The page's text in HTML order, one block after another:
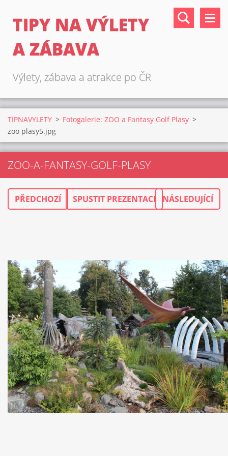
TIPY NA VÝLETY
A ZÁBAVA
Výlety, zábava a atrakce po ČR
TIPNAVYLETY > Fotogalerie: ZOO a Fantasy Golf Plasy >
zoo plasy5.jpg
ZOO-A-FANTASY-GOLF-PLASY
PŘEDCHOZÍ SPUSTIT PREZENTACI NÁSLEDUJÍCÍ